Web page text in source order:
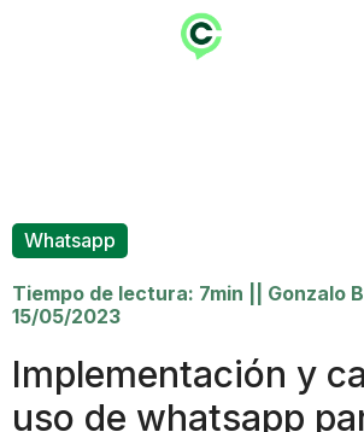
Whatsapp
Tiempo de lectura: 7min Gonzalo
15/05/2023
Implementación y
uso de whatsapp